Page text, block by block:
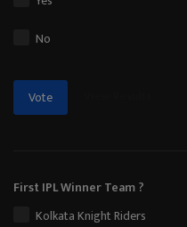
No
Vote
First IPL Winner Team ?
Kolkata Knight Riders